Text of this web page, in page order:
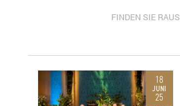
FINDEN SIE RAUS
18
JUNI
25